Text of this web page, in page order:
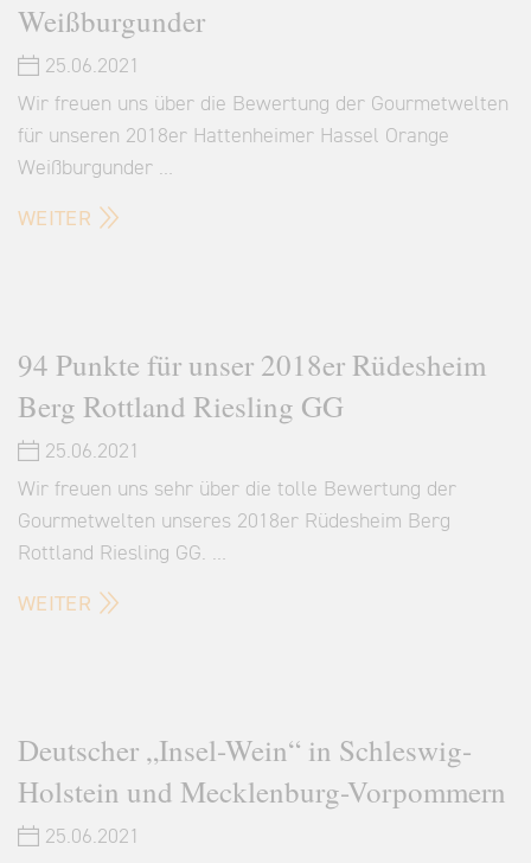
Weißburgunder
25.06.2021
Wir freuen uns über die Bewertung der Gourmetwelten
für unseren 2018er Hattenheimer Hassel Orange
Weißburgunder …
WEITER
94 Punkte für unser 2018er Rüdesheim
Berg Rottland Riesling GG
25.06.2021
Wir freuen uns sehr über die tolle Bewertung der
Gourmetwelten unseres 2018er Rüdesheim Berg
Rottland Riesling GG. …
WEITER
Deutscher „Insel-Wein“ in Schleswig-
Holstein und Mecklenburg-Vorpommern
25.06.2021